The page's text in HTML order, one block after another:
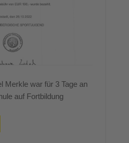
Merkle war für 3 Tage an
auf Fortbildung